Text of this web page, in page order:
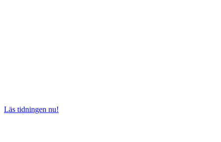
Läs tidningen nu!